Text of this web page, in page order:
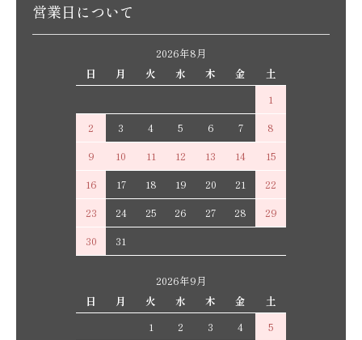
営業日について
2026年8月
日
月 火 水 木 金
土
1
2
3 4 5 6 7
8
9
10 11 12 13 14
15
16
17 18 19 20 21
22
23
24 25 26 27 28
29
30
31
2026年9月
日
月 火 水 木 金
土
1
2 3 4
5